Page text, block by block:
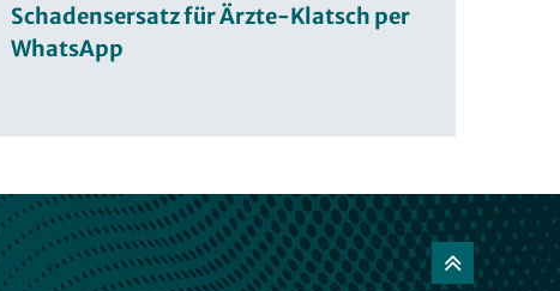
Schadensersatz für Ärzte-Klatsch per
WhatsApp